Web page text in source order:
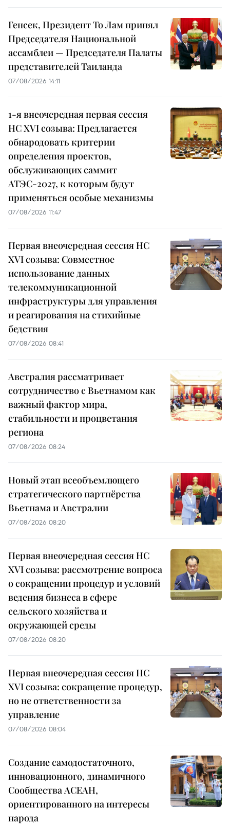
Генсек, Президент То Лам принял
Председателя Национальной
ассамблеи — Председателя Палаты
представителей Таиланда
07/08/2026 14:11
1-я внеочередная первая сессия
НС XVI созыва: Предлагается
обнародовать критерии
определения проектов,
обслуживающих саммит
АТЭС-2027, к которым будут
применяться особые механизмы
07/08/2026 11:47
Первая внеочередная сессия НС
XVI созыва: Совместное
использование данных
телекоммуникационной
инфраструктуры для управления
и реагирования на стихийные
бедствия
07/08/2026 08:41
Австралия рассматривает
сотрудничество с Вьетнамом как
важный фактор мира,
стабильности и процветания
региона
07/08/2026 08:24
Новый этап всеобъемлющего
стратегического партнёрства
Вьетнама и Австралии
07/08/2026 08:20
Первая внеочередная сессия НС
XVI созыва: рассмотрение вопроса
о сокращении процедур и условий
ведения бизнеса в сфере
сельского хозяйства и
окружающей среды
07/08/2026 08:20
Первая внеочередная сессия НС
XVI созыва: сокращение процедур,
но не ответственности за
управление
07/08/2026 08:04
Создание самодостаточного,
инновационного, динамичного
Сообщества АСЕАН,
ориентированного на интересы
народа